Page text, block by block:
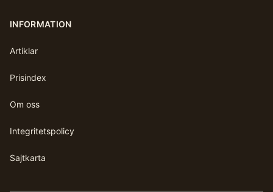
INFORMATION
Artiklar
Prisindex
Om oss
Integritetspolicy
Sajtkarta